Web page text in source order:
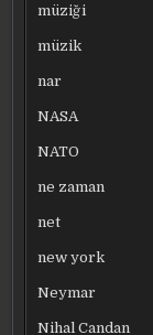
müziği
müzik
nar
NASA
NATO
ne zaman
net
new york
Neymar
Nihal Candan